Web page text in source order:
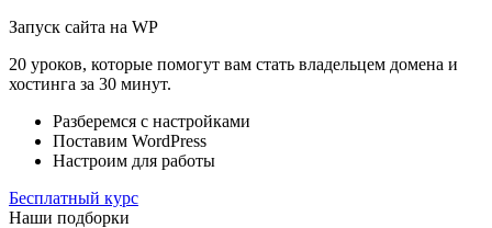
Запуск сайта на WP
20 уроков, которые помогут вам стать владельцем домена и
хостинга за 30 минут.
Разберемся с настройками
Поставим WordPress
Настроим для работы
Бесплатный курс
Наши подборки